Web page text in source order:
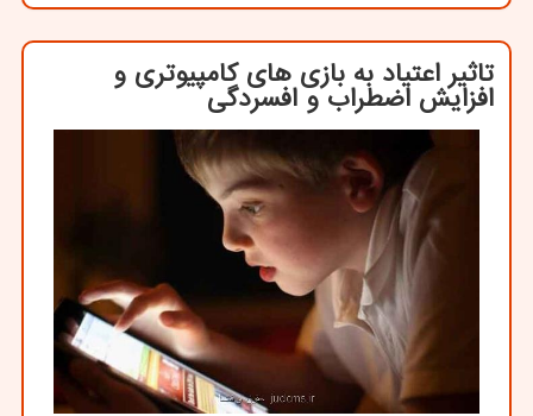
تاثیر اعتیاد به بازی های کامپیوتری و
افزایش اضطراب و افسردگی